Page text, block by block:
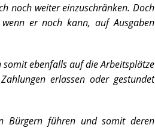
noch weiter einzuschränken. Doch
er noch kann, auf Ausgaben
ebenfalls auf die Arbeitsplätze
erlassen oder gestundet
Bürgern führen und somit deren